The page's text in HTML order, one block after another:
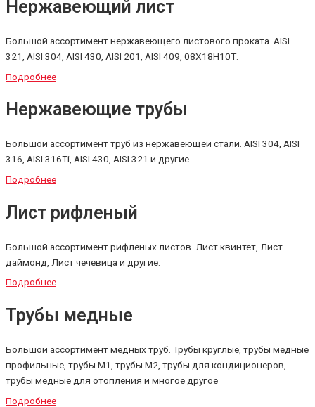
Нержавеющий лист
Большой ассортимент нержавеющего листового проката. AISI
321, AISI 304, AISI 430, AISI 201, AISI 409, 08Х18Н10Т.
Подробнее
Нержавеющие трубы
Большой ассортимент труб из нержавеющей стали. AISI 304, AISI
316, AISI 316Тi, AISI 430, AISI 321 и другие.
Подробнее
Лист рифленый
Большой ассортимент рифленых листов. Лист квинтет, Лист
даймонд, Лист чечевица и другие.
Подробнее
Трубы медные
Большой ассортимент медных труб. Трубы круглые, трубы медные
профильные, трубы М1, трубы М2, трубы для кондиционеров,
трубы медные для отопления и многое другое
Подробнее